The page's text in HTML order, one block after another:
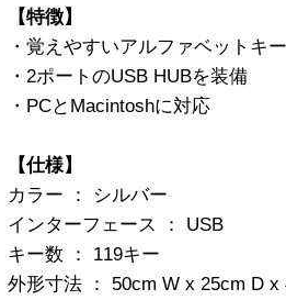
【特徴】
・覚えやすいアルファベットキ
・2ポートのUSB HUBを装備
・PCとMacintoshに対応
【仕様】
カラー ： シルバー
インターフェース ： USB
キー数 ： 119キー
外形寸法 ： 50cm W x 25cm D x